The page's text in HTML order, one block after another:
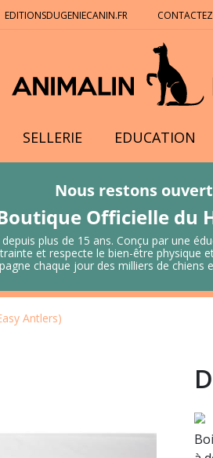
EDITIONSDUGENIECANIN.FR
SELLERIE EDUCATION
Nous restons
Officielle du
plus de 15 ans. Conçu par une
et respecte le bien-être
chaque jour des milliers de
Antlers)